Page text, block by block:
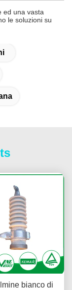
ed una vasta
le soluzioni su
bianco di